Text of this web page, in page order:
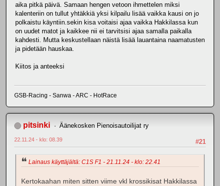
aika pitkä päivä. Samaan hengen vetoon ihmettelen miksi
kalenteriin on tullut yhtäkkiä yksi kilpailu lisää vaikka kausi on jo
polkaistu käyntiin.sekin kisa voitaisi ajaa vaikka Hakkilassa kun
on uudet matot ja kaikkee nii ei tarvitsisi ajaa samalla paikalla
kahdesti. Mutta keskustellaan näistä lisää lauantaina naamatusten
ja pidetään hauskaa.
Kiitos ja anteeksi
GSB-Racing - Sanwa - ARC - HotRace
pitsinki Äänekosken Pienoisautoilijat ry
#21
22.11.24 - klo: 08.39
Lainaus käyttäjältä: C1S F1 - 21.11.24 - klo: 22.41
Kertokaahan miten sitten viime vkl krossikisat Hakkilassa